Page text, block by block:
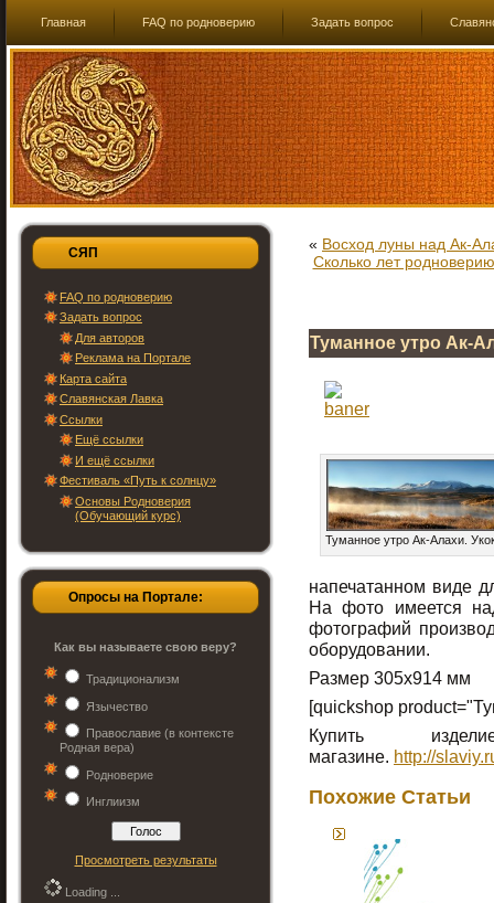
Главная FAQ по родноверию Задать вопрос
СЯП
FAQ по родноверию
Задать вопрос
Для авторов
Реклама на Портале
Карта сайта
Славянская Лавка
Ссылки
Ещё ссылки
И ещё ссылки
Фестиваль «Путь к солнцу»
Основы Родноверия
(Обучающий курс)
Опросы на Портале:
Как вы называете свою веру?
Традиционализм
Язычество
Православие (в контексте
Родная вера)
Родноверие
Инглиизм
Просмотреть результаты
Loading ...
« Восход луны над Ак-
Сколько лет
Туманное утро Ак-
Туманное утро Ак-Алахи.
напечатанном виде
На фото имеется
фотографий
оборудовании.
Размер 305х914 мм
[quickshop
Купить
магазине. http://
Похожие Статьи